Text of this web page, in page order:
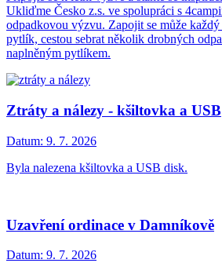
Ukliďme Česko z.s. ve spolupráci s
odpadkovou výzvu. Zapojit se může
pytlík, cestou sebrat několik drobných
naplněným pytlíkem.
Ztráty a nálezy - kšiltovka a USB
Datum: 9. 7. 2026
Byla nalezena kšiltovka a USB disk.
Uzavření ordinace v Damníkově
Datum: 9. 7. 2026